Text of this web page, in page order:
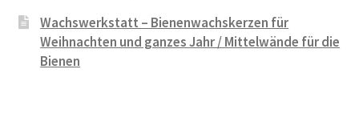
Wachswerkstatt – Bienenwachskerzen für
Weihnachten und ganzes Jahr / Mittelwände für die
Bienen